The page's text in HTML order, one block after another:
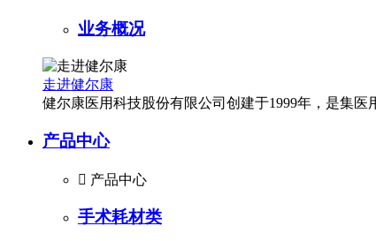
业务概况
走进健尔康
健尔康医用科技股份有限公司创建于1999年，是集
产品中心
 产品中心
手术耗材类